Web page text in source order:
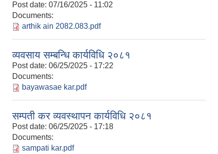
Post date: 07/16/2025 - 11:02
Documents:
arthik ain 2082.083.pdf
व्यवसाय सम्बन्धि कार्यविधि २०८१
Post date: 06/25/2025 - 17:22
Documents:
bayawasae kar.pdf
सम्पती कर व्यवस्थापन कार्यविधि २०८१
Post date: 06/25/2025 - 17:18
Documents:
sampati kar.pdf